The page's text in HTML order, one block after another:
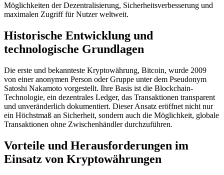
Möglichkeiten der Dezentralisierung, Sicherheitsverbesserung und
maximalen Zugriff für Nutzer weltweit.
Historische Entwicklung und
technologische Grundlagen
Die erste und bekannteste Kryptowährung, Bitcoin, wurde 2009
von einer anonymen Person oder Gruppe unter dem Pseudonym
Satoshi Nakamoto vorgestellt. Ihre Basis ist die Blockchain-
Technologie, ein dezentrales Ledger, das Transaktionen transparent
und unveränderlich dokumentiert. Dieser Ansatz eröffnet nicht nur
ein Höchstmaß an Sicherheit, sondern auch die Möglichkeit, globale
Transaktionen ohne Zwischenhändler durchzuführen.
Vorteile und Herausforderungen im
Einsatz von Kryptowährungen